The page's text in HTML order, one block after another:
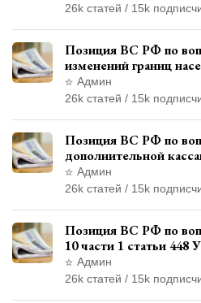
26k статей / 15k
Позиция ВС РФ по
изменений границ
лесного фонда
Админ
26k статей / 15k
Позиция ВС РФ по
дополнительной
адвоката в
Админ
26k статей / 15k
Позиция ВС РФ по
10 части 1 статьи
уволенным из
Админ
26k статей / 15k